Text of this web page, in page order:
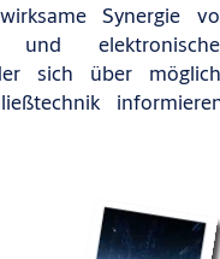
Synergie
und
sich über